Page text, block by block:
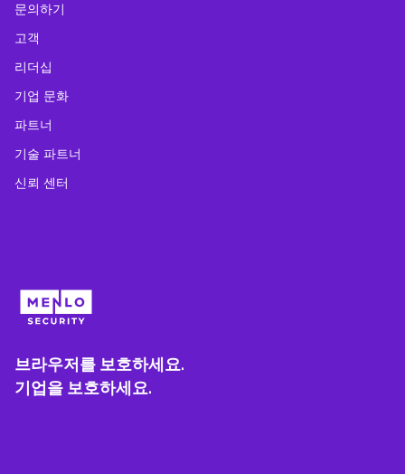
문의하기
고객
리더십
기업 문화
파트너
기술 파트너
신뢰 센터
브라우저를 보호하세요.
기업을 보호하세요.